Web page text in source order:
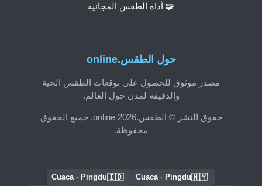
حول الطقس.online
مصدر موثوق للحصول على توقعات الطقس الحية
والدقيقة لمدن حول العالم.
حقوق النشر © الطقس.online 2026. جميع الحقوق
محفوظة.
🧩 أداة الطقس المجانية
🇲🇾
Cuaca · Pingdu
🇮🇩
Cuaca · Pingdu